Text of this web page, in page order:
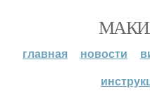
главная новости